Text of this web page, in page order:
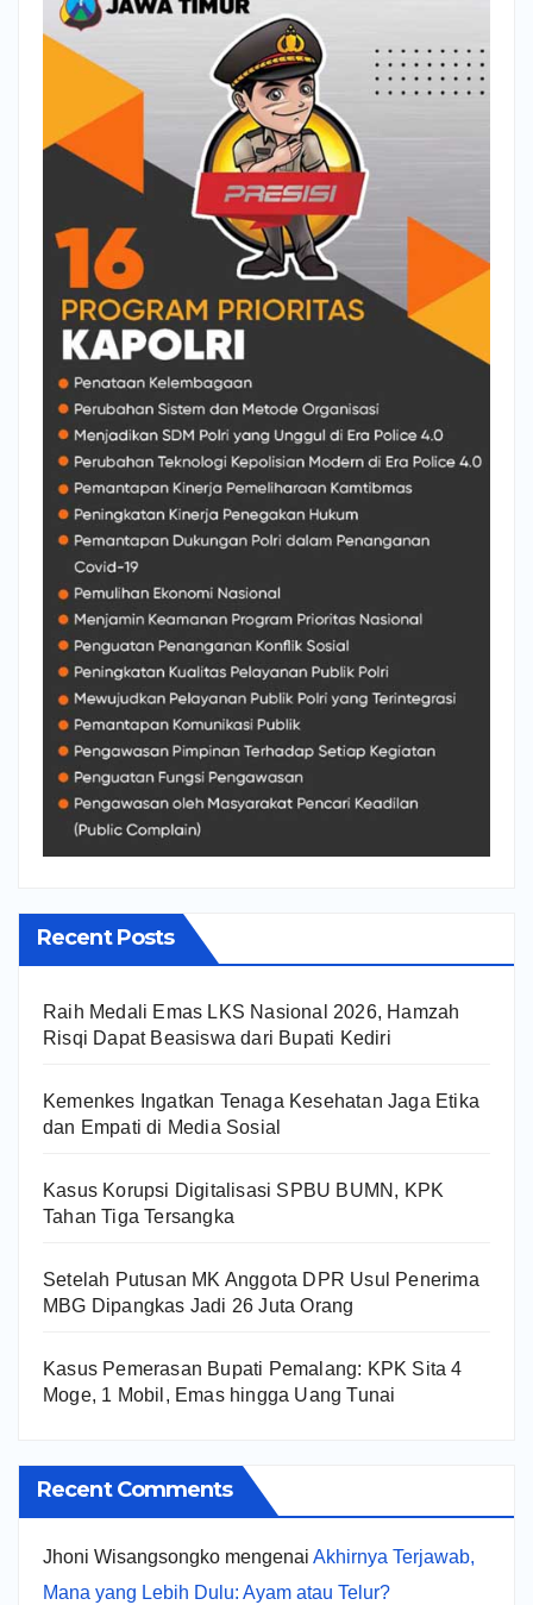
Recent Posts
Raih Medali Emas LKS Nasional 2026, Hamzah
Risqi Dapat Beasiswa dari Bupati Kediri
Kemenkes Ingatkan Tenaga Kesehatan Jaga Etika
dan Empati di Media Sosial
Kasus Korupsi Digitalisasi SPBU BUMN, KPK
Tahan Tiga Tersangka
Setelah Putusan MK Anggota DPR Usul Penerima
MBG Dipangkas Jadi 26 Juta Orang
Kasus Pemerasan Bupati Pemalang: KPK Sita 4
Moge, 1 Mobil, Emas hingga Uang Tunai
Recent Comments
Jhoni Wisangsongko mengenai Akhirnya Terjawab,
Mana yang Lebih Dulu: Ayam atau Telur?